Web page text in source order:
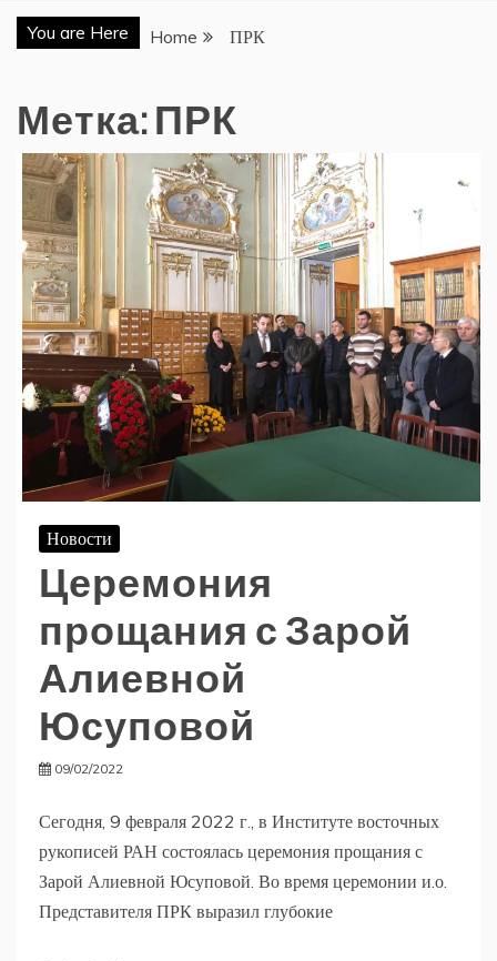
You are Here Home ПРК
Метка:ПРК
Новости
Церемония
прощания с Зарой
Алиевной
Юсуповой
09/02/2022
Сегодня, 9 февраля 2022 г., в Институте восточных
рукописей РАН состоялась церемония прощания с
Зарой Алиевной Юсуповой. Во время церемонии и.о.
Представителя ПРК выразил глубокие